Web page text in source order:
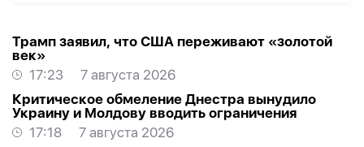
Трамп заявил, что США переживают «золотой
век»
17:23
7 августа 2026
Критическое обмеление Днестра вынудило
Украину и Молдову вводить ограничения
17:18
7 августа 2026